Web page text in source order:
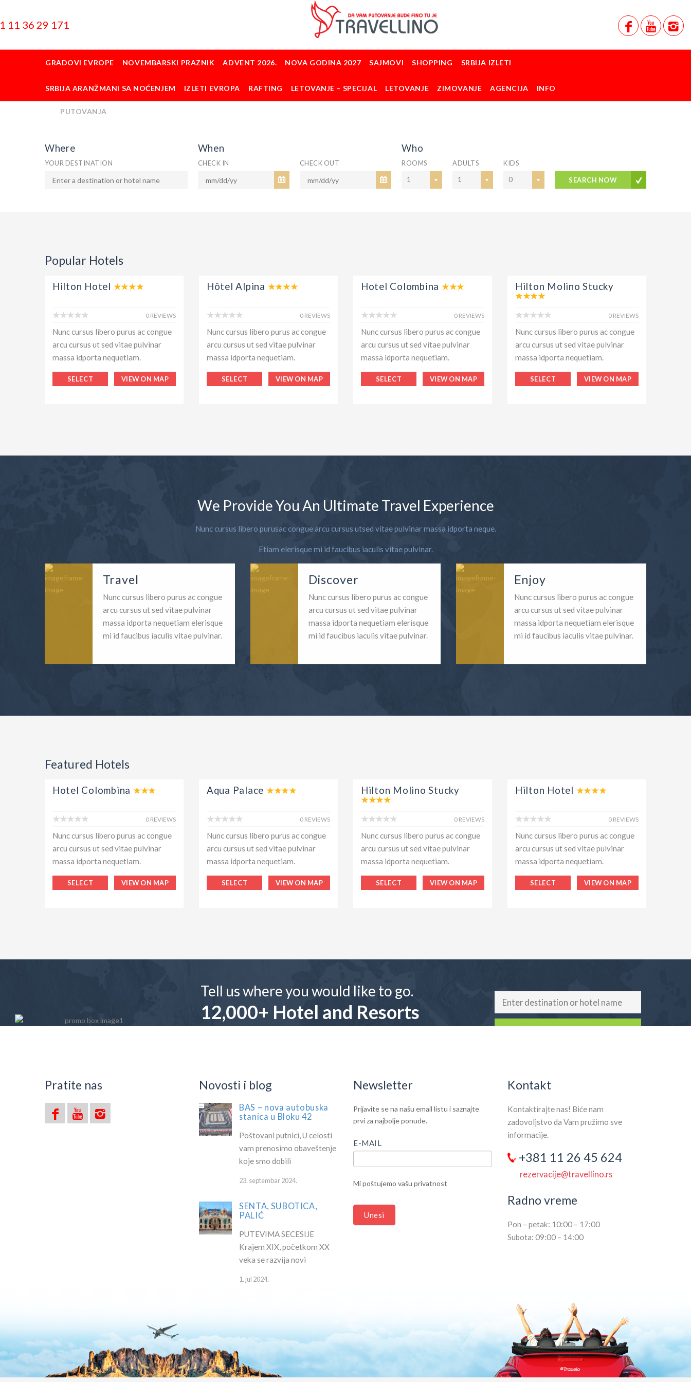
11 36 29 171
GRADOVI EVROPE NOVEMBARSKI PRAZNIK ADVENT 2026. NOVA GODINA 2027 SAJMOVI SHOPPING SRBIJA IZLETI
SRBIJA ARANŽMANI SA NOĆENJEM IZLETI EVROPA RAFTING LETOVANJE – SPECIJAL LETOVANJE ZIMOVANJE AGENCIJA INFO
PUTOVANJA
Where
YOUR DESTINATION
When
CHECK IN CHECK OUT
Who
ROOMS
1
ADULTS
1
KIDS
0 SEARCH NOW
Popular Hotels
Hilton Hotel
0 REVIEWS
Nunc cursus libero purus ac congue
arcu cursus ut sed vitae pulvinar
massa idporta nequetiam.
SELECT VIEW ON MAP
Hôtel Alpina
0 REVIEWS
Nunc cursus libero purus ac congue
arcu cursus ut sed vitae pulvinar
massa idporta nequetiam.
SELECT VIEW ON MAP
Hotel Colombina
0 REVIEWS
Nunc cursus libero purus ac congue
arcu cursus ut sed vitae pulvinar
massa idporta nequetiam.
SELECT VIEW ON MAP
Hilton Molino Stucky
0 REVIEWS
Nunc cursus libero purus ac congue
arcu cursus ut sed vitae pulvinar
massa idporta nequetiam.
SELECT VIEW ON MAP
We Provide You An Ultimate Travel Experience
Nunc cursus libero purusac congue arcu cursus utsed vitae pulvinar massa idporta neque.
Etiam elerisque mi id faucibus iaculis vitae pulvinar.
Travel
Nunc cursus libero purus ac congue
arcu cursus ut sed vitae pulvinar
massa idporta nequetiam elerisque
mi id faucibus iaculis vitae pulvinar.
Discover
Nunc cursus libero purus ac congue
arcu cursus ut sed vitae pulvinar
massa idporta nequetiam elerisque
mi id faucibus iaculis vitae pulvinar.
Enjoy
Nunc cursus libero purus ac congue
arcu cursus ut sed vitae pulvinar
massa idporta nequetiam elerisque
mi id faucibus iaculis vitae pulvinar.
Featured Hotels
Hotel Colombina
0 REVIEWS
Nunc cursus libero purus ac congue
arcu cursus ut sed vitae pulvinar
massa idporta nequetiam.
SELECT VIEW ON MAP
Aqua Palace
0 REVIEWS
Nunc cursus libero purus ac congue
arcu cursus ut sed vitae pulvinar
massa idporta nequetiam.
SELECT VIEW ON MAP
Hilton Molino Stucky
0 REVIEWS
Nunc cursus libero purus ac congue
arcu cursus ut sed vitae pulvinar
massa idporta nequetiam.
SELECT VIEW ON MAP
Hilton Hotel
0 REVIEWS
Nunc cursus libero purus ac congue
arcu cursus ut sed vitae pulvinar
massa idporta nequetiam.
SELECT VIEW ON MAP
Tell us where you would like to go.
12,000+ Hotel and Resorts
SEARCH HOTELS
Pratite nas Novosti i blog
BAS – nova autobuska
stanica u Bloku 42
Poštovani putnici, U celosti
vam prenosimo obaveštenje
koje smo dobili
23. septembar 2024.
SENTA, SUBOTICA,
PALIĆ
PUTEVIMA SECESIJE
Krajem XIX, početkom XX
veka se razvija novi
1. jul 2024.
Newsletter
Newsletter
Prijavite se na našu email listu i saznajte
prvi za najbolje ponude.
E-MAIL
Mi poštujemo vašu privatnost
Unesi
IF
YOU
HUMAN,
LEAVE
BLANK.
Kontakt
Kontaktirajte nas! Biće nam
zadovoljstvo da Vam pružimo sve
informacije.
+381 11 26 45 624
rezervacije@travellino.rs
Radno vreme
Pon – petak: 10:00 – 17:00
Subota: 09:00 – 14:00